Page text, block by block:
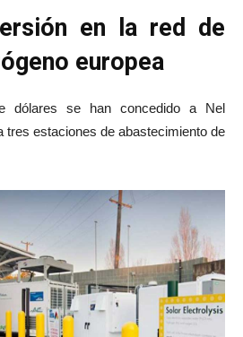
en la red de
europea
dólares se han concedido a Nel
tres estaciones de abastecimiento de